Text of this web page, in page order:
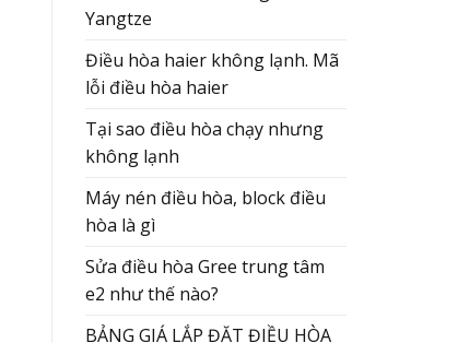
Yangtze
Điều hòa haier không lạnh. Mã
lỗi điều hòa haier
Tại sao điều hòa chạy nhưng
không lạnh
Máy nén điều hòa, block điều
hòa là gì
Sửa điều hòa Gree trung tâm
e2 như thế nào?
BẢNG GIÁ LẮP ĐẶT ĐIỀU HÒA